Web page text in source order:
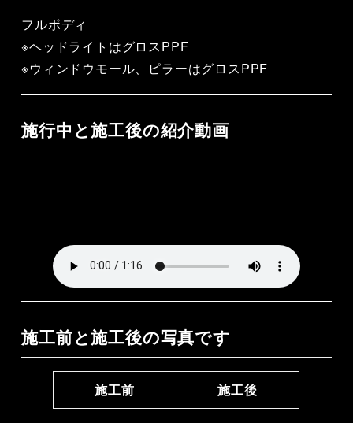
フルボディ
※ヘッドライトはグロスPPF
※ウィンドウモール、ピラーはグロスPPF
施行中と施工後の紹介動画
施工前と施工後の写真です
施工前 施工後